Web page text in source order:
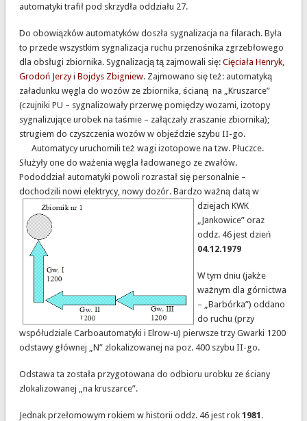
automatyki trafił pod skrzydła oddziału 27.
Do obowiązków automatyków doszła sygnalizacja na filarach. Była
to przede wszystkim sygnalizacja ruchu przenośnika zgrzebłowego
dla obsługi zbiornika. Sygnalizacją tą zajmowali się: Cięciała Henryk,
Grodoń Jerzyi Bojdys Zbigniew. Zajmowano się też: automatyką
załadunku węgla do wozów ze zbiornika, ścianą na „Kruszarce”
(czujniki PU – sygnalizowały przerwę pomiędzy wozami, izotopy
sygnalizujące urobek na taśmie – załączały zraszanie zbiornika);
strugiem do czyszczenia wozów w objeździe szybu II-go.
Automatycy uruchomili też wagi izotopowe na tzw. Płuczce.
Służyły one do ważenia węgla ładowanego ze zwałów.
Pododdział automatyki powoli rozrastał się personalnie –
dochodzili nowi elektrycy, nowy dozór. Bardzo ważną datą w
dziejach KWK
„Jankowice” oraz
oddz. 46 jest dzień
04.12.1979
W tym dniu (jakże
ważnym dla górnictwa
– „Barbórka”) oddano
do ruchu (przy
współudziale Carboautomatyki i Elrow-u) pierwsze trzy Gwarki 1200
odstawy głównej „N” zlokalizowanej na poz. 400 szybu II-go.
Odstawa ta została przygotowana do odbioru urobku ze ściany
zlokalizowanej „na kruszarce”.
Jednak przełomowym rokiem w historii oddz. 46 jest rok 1981 .